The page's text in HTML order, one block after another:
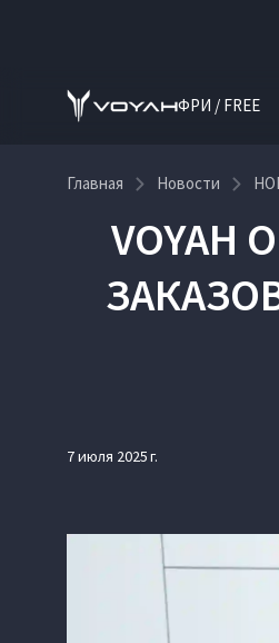
ФРИ / FREE
Главная Новости
7 июля 2025 г.